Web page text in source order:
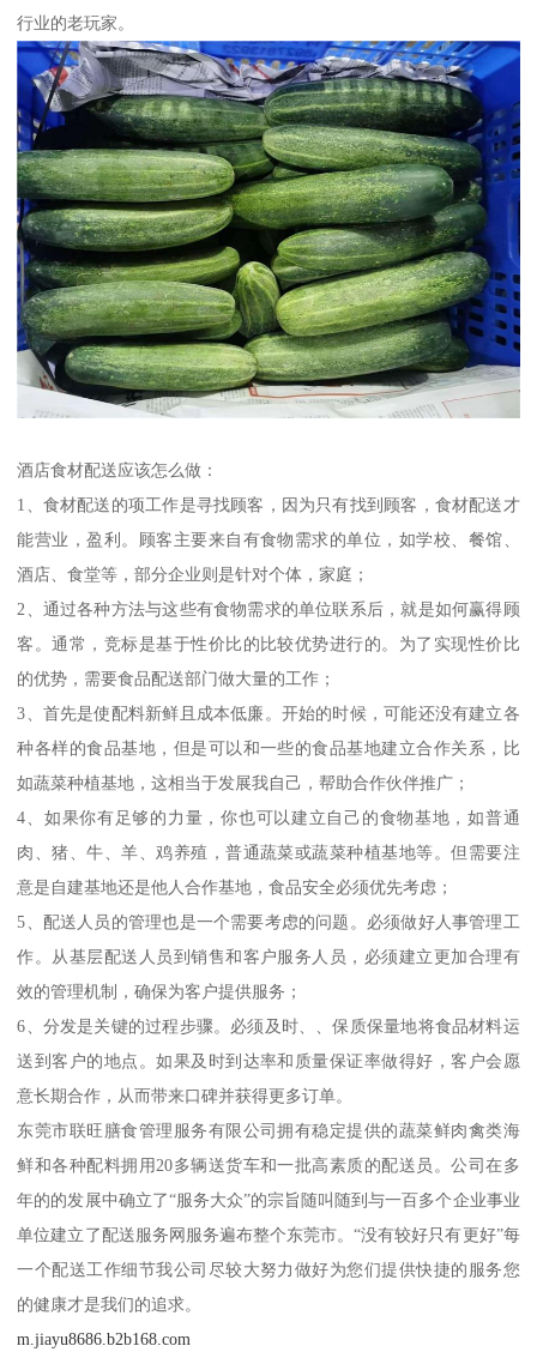
行业的老玩家。
酒店食材配送应该怎么做：
1、食材配送的项工作是寻找顾客，因为只有找到顾客，食材配送才
能营业，盈利。顾客主要来自有食物需求的单位，如学校、餐馆、
酒店、食堂等，部分企业则是针对个体，家庭；
2、通过各种方法与这些有食物需求的单位联系后，就是如何赢得顾
客。通常，竞标是基于性价比的比较优势进行的。为了实现性价比
的优势，需要食品配送部门做大量的工作；
3、首先是使配料新鲜且成本低廉。开始的时候，可能还没有建立各
种各样的食品基地，但是可以和一些的食品基地建立合作关系，比
如蔬菜种植基地，这相当于发展我自己，帮助合作伙伴推广；
4、如果你有足够的力量，你也可以建立自己的食物基地，如普通
肉、猪、牛、羊、鸡养殖，普通蔬菜或蔬菜种植基地等。但需要注
意是自建基地还是他人合作基地，食品安全必须优先考虑；
5、配送人员的管理也是一个需要考虑的问题。必须做好人事管理工
作。从基层配送人员到销售和客户服务人员，必须建立更加合理有
效的管理机制，确保为客户提供服务；
6、分发是关键的过程步骤。必须及时、、保质保量地将食品材料运
送到客户的地点。如果及时到达率和质量保证率做得好，客户会愿
意长期合作，从而带来口碑并获得更多订单。
东莞市联旺膳食管理服务有限公司拥有稳定提供的蔬菜鲜肉禽类海
鲜和各种配料拥用20多辆送货车和一批高素质的配送员。公司在多
年的的发展中确立了“服务大众”的宗旨随叫随到与一百多个企业事业
单位建立了配送服务网服务遍布整个东莞市。“没有较好只有更好”每
一个配送工作细节我公司尽较大努力做好为您们提供快捷的服务您
的健康才是我们的追求。
m.jiayu8686.b2b168.com